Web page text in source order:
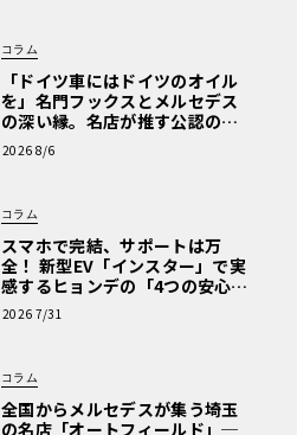
コラム
「ドイツ車にはドイツのオイル
を」名門フックスとメルセデス
の深い縁。名店が推す公認の安
心と、Cクラスで味わうシルキー
な走り〈PR〉
2026 8/6
コラム
スマホで完結、サポートは万
全！ 新型EV「インスター」で実
感するヒョンデの「4つの安心」
【第1回・ヒョンデ6つの疑問：
Why? Hyundai?】〈PR〉
2026 7/31
コラム
全国からメルセデスが集う埼玉
の名店「オートフィールド」─